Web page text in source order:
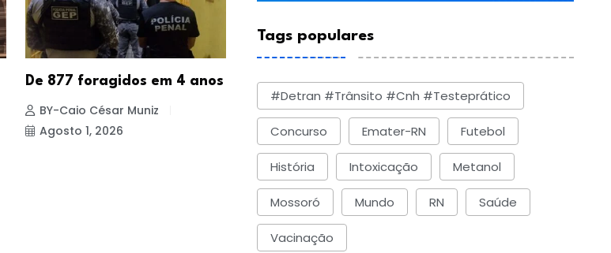
De 877 foragidos em 4 anos
BY-Caio César Muniz
Agosto 1, 2026
Professora lança livro sobre
inclusão na
BY-Caio César Muniz
Julho 30, 2026
SESED/RN lança
quinta (07)
BY-Caio César Muniz
Agosto 6, 2026
Tags populares
#detran #trânsito #cnh #testeprático
Concurso Emater-RN Futebol
História Intoxicação Metanol
Mossoró Mundo RN Saúde
Vacinação